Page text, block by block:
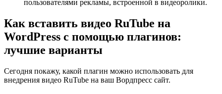
пользователями рекламы, встроенной в видеоролики.
Как вставить видео RuTube на
WordPress с помощью плагинов:
лучшие варианты
Сегодня покажу, какой плагин можно использовать для
внедрения видео RuTube на ваш Вордпресс сайт.